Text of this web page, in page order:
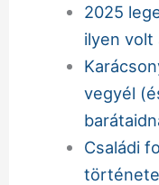
2025
ilyen
vegyél
Családi
története